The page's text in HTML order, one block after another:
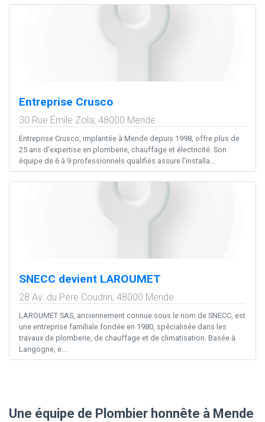
Entreprise Crusco
30 Rue Émile Zola, 48000 Mende
Entreprise Crusco, implantée à Mende depuis 1998, offre plus de
25 ans d’expertise en plomberie, chauffage et électricité. Son
équipe de 6 à 9 professionnels qualifiés assure l’installa...
SNECC devient LAROUMET
28 Av. du Père Coudrin, 48000 Mende
LAROUMET SAS, anciennement connue sous le nom de SNECC, est
une entreprise familiale fondée en 1980, spécialisée dans les
travaux de plomberie, de chauffage et de climatisation. Basée à
Langogne, e...
Une équipe de Plombier honnête à Mende